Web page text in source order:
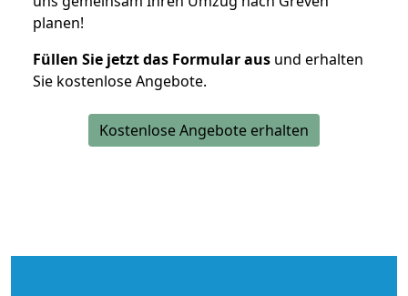
planen!
Füllen Sie jetzt das Formular aus und erhalten
Sie kostenlose Angebote.
Kostenlose Angebote erhalten